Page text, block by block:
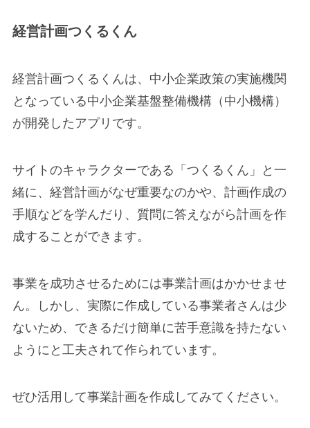
経営計画つくるくん
経営計画つくるくんは、中小企業政策の実施機関
となっている中小企業基盤整備機構（中小機構）
が開発したアプリです。
サイトのキャラクターである「つくるくん」と一
緒に、経営計画がなぜ重要なのかや、計画作成の
手順などを学んだり、質問に答えながら計画を作
成することができます。
事業を成功させるためには事業計画はかかせませ
ん。しかし、実際に作成している事業者さんは少
ないため、できるだけ簡単に苦手意識を持たない
ようにと工夫されて作られています。
ぜひ活用して事業計画を作成してみてください。